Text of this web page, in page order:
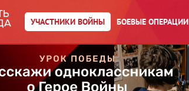
УЧАСТНИКИ ВОЙНЫ БОЕВЫЕ ОПЕРАЦИИ
Егоров Александр Иванович
Герой Советского Союза (Орден
Ленина и медаль «Золотая